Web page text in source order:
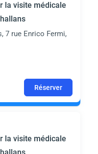
la visite médicale
7 rue Enrico Fermi,
Réserver
la visite médicale